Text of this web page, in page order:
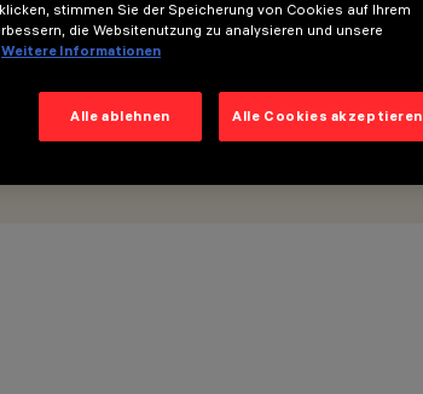
stimmen Sie der Speicherung von Cookies auf Ihrem
die Websitenutzung zu analysieren und unsere
Weitere Informationen
Alle ablehnen Alle Cookies akzeptieren